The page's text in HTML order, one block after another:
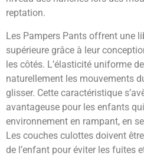
reptation.
Les Pampers Pants offrent une
supérieure grâce à leur
les côtés. L’élasticité uniforme
naturellement les mouvements
glisser. Cette caractéristique
avantageuse pour les enfants
environnement en rampant, en
Les couches culottes doivent
de l’enfant pour éviter les fuites